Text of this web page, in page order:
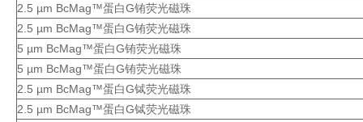
2.5 µm BcMag™蛋白G铕荧光磁珠
2.5 µm BcMag™蛋白G铕荧光磁珠
5 µm BcMag™蛋白G铕荧光磁珠
5 µm BcMag™蛋白G铕荧光磁珠
2.5 µm BcMag™蛋白G铽荧光磁珠
2.5 µm BcMag™蛋白G铽荧光磁珠